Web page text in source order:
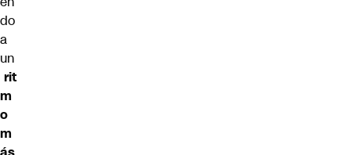
do
a
un
rit
m
o
m